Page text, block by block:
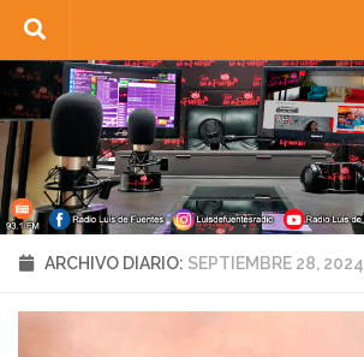
Saltar al contenido
ARCHIVO DIARIO: SEPTIEMBRE 28, 2024